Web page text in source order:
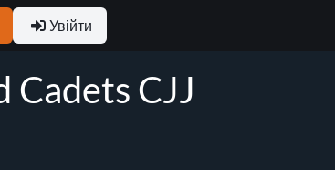
Увійти
Cadets CJJ